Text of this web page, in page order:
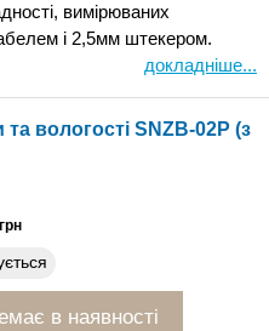
вимірюваних
і 2,5мм штекером.
докладніше...
вологості SNZB-02P (з
грн
в наявності